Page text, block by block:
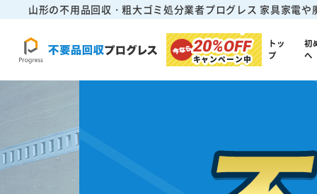
山形の不用品回収・粗大ゴミ処分業者プログレス 家具家電や
20%OFF
キャンペーン中
トッ
プ
初
へ